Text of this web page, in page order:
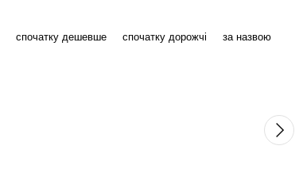
спочатку дешевше спочатку дорожчі за назвою